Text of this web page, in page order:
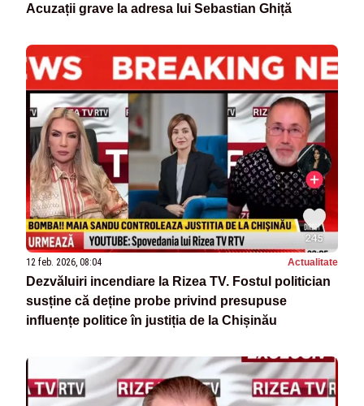
Acuzații grave la adresa lui Sebastian Ghiță
12 feb. 2026, 08:04 Actualitate
Dezvăluiri incendiare la Rizea TV. Fostul politician
susține că deține probe privind presupuse
influențe politice în justiția de la Chișinău